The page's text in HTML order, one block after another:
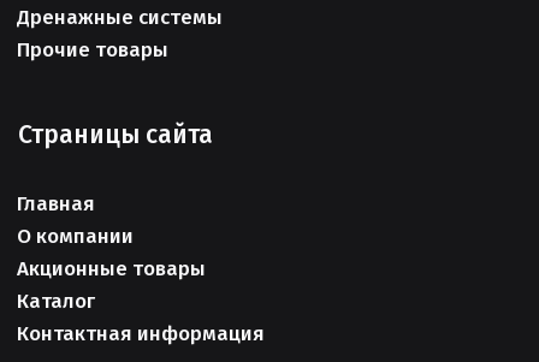
Дренажные системы
Прочие товары
Страницы сайта
Главная
О компании
Акционные товары
Каталог
Контактная информация